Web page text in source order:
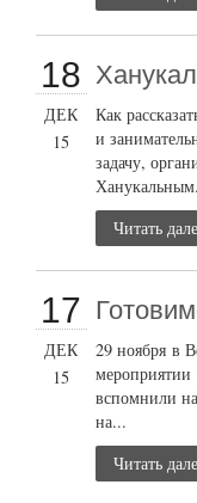
18
ДЕК
15
Как
и
задачу,
Читать
17
ДЕК
15
29 ноября в
вспомнили
на...
Читать